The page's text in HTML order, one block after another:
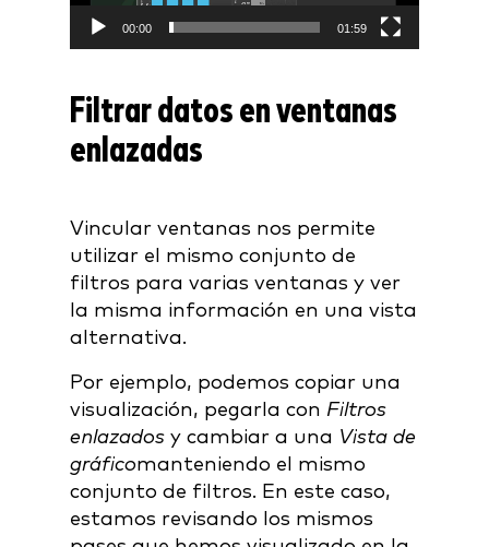
00:00 01:59
Filtrar datos en ventanas
enlazadas
Vincular ventanas nos permite
utilizar el mismo conjunto de
filtros para varias ventanas y ver
la misma información en una vista
alternativa.
Por ejemplo, podemos copiar una
visualización, pegarla con Filtros
enlazados y cambiar a una Vista de
gráficomanteniendo el mismo
conjunto de filtros. En este caso,
estamos revisando los mismos